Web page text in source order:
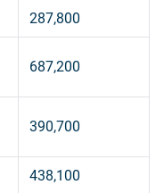
287,800
687,200
390,700
438,100